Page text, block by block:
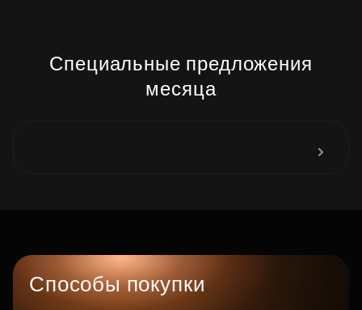
Специальные предложения
месяца
Способы покупки